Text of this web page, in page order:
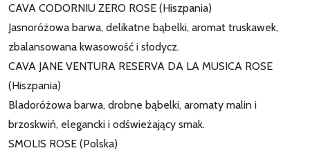
CAVA CODORNIU ZERO ROSE (Hiszpania)
Jasnoróżowa barwa, delikatne bąbelki, aromat truskawek,
zbalansowana kwasowość i słodycz.
CAVA JANE VENTURA RESERVA DA LA MUSICA ROSE
(Hiszpania)
Bladoróżowa barwa, drobne bąbelki, aromaty malin i
brzoskwiń, elegancki i odświeżający smak.
SMOLIS ROSE (Polska)